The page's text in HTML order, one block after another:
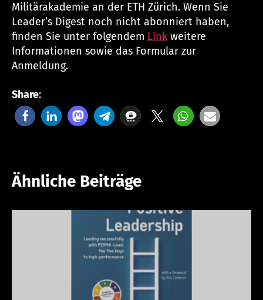
Militärakademie an der ETH Zürich. Wenn Sie
Leader’s Digest noch nicht abonniert haben,
finden Sie unter folgendem Link weitere
Informationen sowie das Formular zur
Anmeldung.
Share:
Ähnliche Beiträge